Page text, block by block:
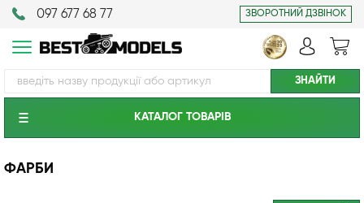
097 677 68 77 ЗВОРОТНИЙ ДЗВІНОК
КАТАЛОГ ТОВАРIВ
ФАРБИ